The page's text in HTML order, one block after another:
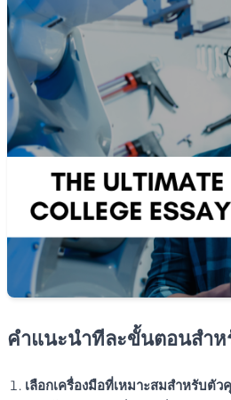
คำแนะนำทีละขั้นตอนสำห
เลือกเครื่องมือที่เหมาะสมสำหรับตัว